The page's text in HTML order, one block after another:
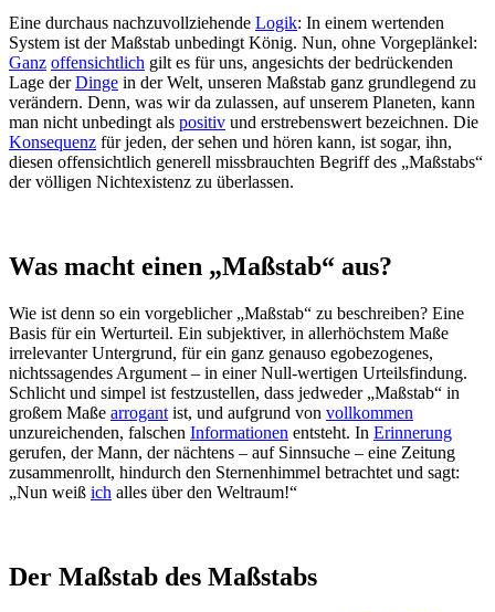
Eine durchaus nachzuvollziehende Logik: In einem wertenden
System ist der Maßstab unbedingt König. Nun, ohne Vorgeplänkel:
Ganz offensichtlich gilt es für uns, angesichts der bedrückenden
Lage derDinge in der Welt, unseren Maßstab ganz grundlegend zu
verändern. Denn, was wir da zulassen, auf unserem Planeten, kann
man nicht unbedingt als positiv und erstrebenswert bezeichnen. Die
Konsequenz für jeden, der sehen und hören kann, ist sogar, ihn,
diesen offensichtlich generell missbrauchten Begriff des „Maßstabs“
der völligen Nichtexistenz zu überlassen.
Was macht einen „Maßstab“ aus?
Wie ist denn so ein vorgeblicher „Maßstab“ zu beschreiben? Eine
Basis für ein Werturteil. Ein subjektiver, in allerhöchstem Maße
irrelevanter Untergrund, für ein ganz genauso egobezogenes,
nichtssagendes Argument – in einer Null-wertigen Urteilsfindung.
Schlicht und simpel ist festzustellen, dass jedweder „Maßstab“ in
großem Maße arrogant ist, und aufgrund von vollkommen
unzureichenden, falschen Informationen entsteht. In Erinnerung
gerufen, der Mann, der nächtens – auf Sinnsuche – eine Zeitung
zusammenrollt, hindurch den Sternenhimmel betrachtet und sagt:
„Nun weiß ich alles über den Weltraum!“
Der Maßstab des Maßstabs